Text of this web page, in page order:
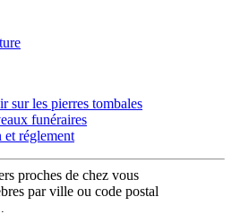
sur les pierres tombales
funéraires
et réglement
proches de chez vous
par ville ou code postal